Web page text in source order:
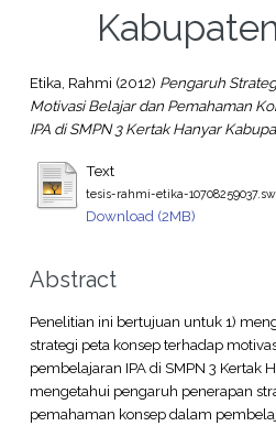
Etika, Rahmi (2012) Pengaruh
Motivasi Belajar dan Pemahaman
IPA di SMPN 3 Kertak Hanyar
Text
tesis-rahmi-etika-
Download (2MB)
Abstract
Penelitian ini bertujuan untuk 1)
strategi peta konsep terhadap
pembelajaran IPA di SMPN 3 Kertak
mengetahui pengaruh penerapan
pemahaman konsep dalam